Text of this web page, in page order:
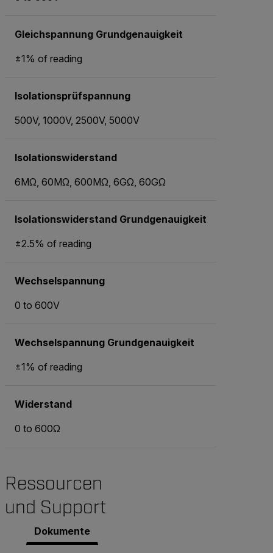
Gleichspannung Grundgenauigkeit
±1% of reading
Isolationsprüfspannung
500V, 1000V, 2500V, 5000V
Isolationswiderstand
6MΩ, 60MΩ, 600MΩ, 6GΩ, 60GΩ
Isolationswiderstand Grundgenauigkeit
±2.5% of reading
Wechselspannung
0 to 600V
Wechselspannung Grundgenauigkeit
±1% of reading
Widerstand
0 to 600Ω
Ressourcen
und Support
Dokumente